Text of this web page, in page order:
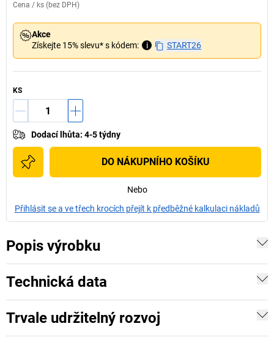
Cena / ks (bez DPH)
Akce
Získejte 15% slevu* s kódem:
i START26
KS
Dodací lhůta: 4-5 týdny
DO NÁKUPNÍHO KOŠÍKU
Nebo
Přihlásit se a ve třech krocích přejít k předběžné kalkulaci nákladů
Popis výrobku
Technická data
Trvale udržitelný rozvoj